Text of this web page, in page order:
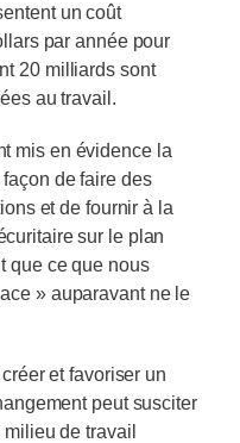
un coût
par année pour
20 milliards sont
au travail.
mis en évidence la
de faire des
et de fournir à la
sur le plan
que ce que nous
» auparavant ne le
et favoriser un
peut susciter
de travail